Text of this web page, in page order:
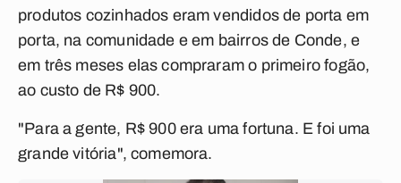
produtos cozinhados eram vendidos de porta em
porta, na comunidade e em bairros de Conde, e
em três meses elas compraram o primeiro fogão,
ao custo de R$ 900.
"Para a gente, R$ 900 era uma fortuna. E foi uma
grande vitória", comemora.